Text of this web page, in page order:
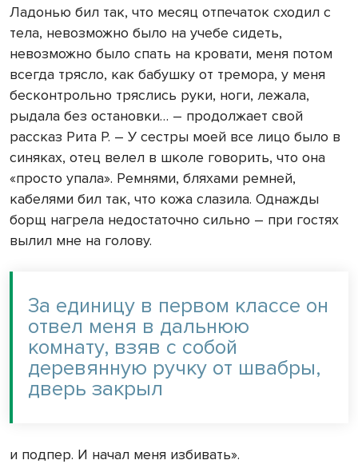
Ладонью бил так, что месяц отпечаток сходил с
тела, невозможно было на учебе сидеть,
невозможно было спать на кровати, меня потом
всегда трясло, как бабушку от тремора, у меня
бесконтрольно тряслись руки, ноги, лежала,
рыдала без остановки… – продолжает свой
рассказ Рита Р. – У сестры моей все лицо было в
синяках, отец велел в школе говорить, что она
«просто упала». Ремнями, бляхами ремней,
кабелями бил так, что кожа слазила. Однажды
борщ нагрела недостаточно сильно – при гостях
вылил мне на голову.
За единицу в первом классе он
отвел меня в дальнюю
комнату, взяв с собой
деревянную ручку от швабры,
дверь закрыл
и подпер. И начал меня избивать».